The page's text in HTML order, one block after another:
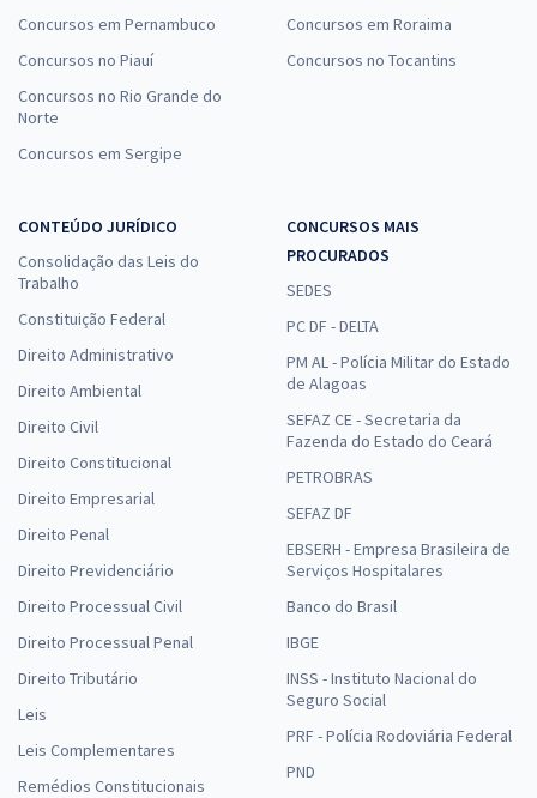
Concursos em Pernambuco
Concursos no Piauí
Concursos no Rio Grande do
Norte
Concursos em Sergipe
Concursos em Roraima
Concursos no Tocantins
CONTEÚDO JURÍDICO
Consolidação das Leis do
Trabalho
Constituição Federal
Direito Administrativo
Direito Ambiental
Direito Civil
Direito Constitucional
Direito Empresarial
Direito Penal
Direito Previdenciário
Direito Processual Civil
Direito Processual Penal
Direito Tributário
Leis
Leis Complementares
Remédios Constitucionais
CONCURSOS MAIS
PROCURADOS
SEDES
PC DF - DELTA
PM AL - Polícia Militar do Estado
de Alagoas
SEFAZ CE - Secretaria da
Fazenda do Estado do Ceará
PETROBRAS
SEFAZ DF
EBSERH - Empresa Brasileira de
Serviços Hospitalares
Banco do Brasil
IBGE
INSS - Instituto Nacional do
Seguro Social
PRF - Polícia Rodoviária Federal
PND